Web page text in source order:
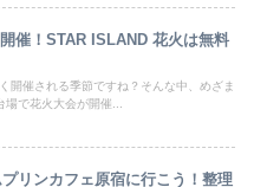
催！STAR ISLAND 花火は無料
開催される季節ですね？そんな中、めざま
で花火大会が開催...
リンカフェ原宿に行こう！整理